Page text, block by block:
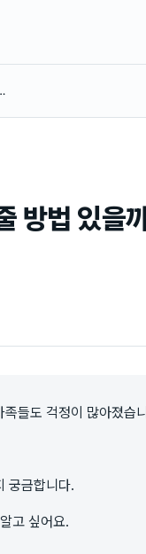
방법 있을
들도 걱정이 많아졌습
궁금합니다.
고 싶어요.